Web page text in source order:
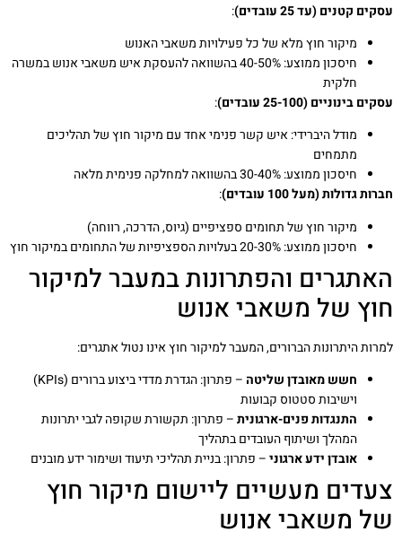
עסקים קטנים (עד 25 עובדים)
:
מיקור חוץ מלא של כל פעילויות משאבי האנוש
חיסכון ממוצע: 40-50% בהשוואה להעסקת איש משאבי אנוש במשרה
חלקית
עסקים בינוניים (25-100 עובדים)
:
מודל היברידי: איש קשר פנימי אחד עם מיקור חוץ של תהליכים
מתמחים
חיסכון ממוצע: 30-40% בהשוואה למחלקה פנימית מלאה
חברות גדולות (מעל 100 עובדים)
:
מיקור חוץ של תחומים ספציפיים (גיוס, הדרכה, רווחה)
חיסכון ממוצע: 20-30% בעלויות הספציפיות של התחומים במיקור חוץ
האתגרים והפתרונות במעבר למיקור
חוץ של משאבי אנוש
למרות היתרונות הברורים, המעבר למיקור חוץ אינו נטול אתגרים:
חשש מאובדן שליטה
– פתרון: הגדרת מדדי ביצוע ברורים (KPIs)
וישיבות סטטוס קבועות
התנגדות פנים-ארגונית– פתרון: תקשורת שקופה לגבי יתרונות
המהלך ושיתוף העובדים בתהליך
אובדן ידע ארגוני– פתרון: בניית תהליכי תיעוד ושימור ידע מובנים
צעדים מעשיים ליישום מיקור חוץ
של משאבי אנוש